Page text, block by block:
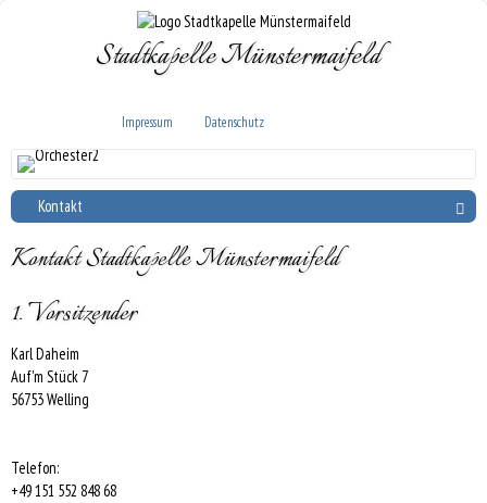
Stadtkapelle Münstermaifeld
Impressum Datenschutz
Kontakt
Kontakt Stadtkapelle Münstermaifeld
1. Vorsitzender
Karl Daheim
Auf'm Stück 7
56753 Welling
Telefon:
+49 151 552 848 68